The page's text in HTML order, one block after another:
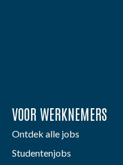
VOOR WERKNEMERS
Ontdek alle jobs
Studentenjobs